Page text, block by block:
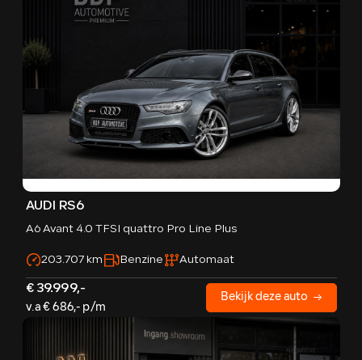
AUDI RS6
A6 Avant 4.0 TFSI quattro Pro Line Plus
203.707 km Benzine Automaat
€ 39.999,-
v.a € 686,- p/m
Bekijk deze auto